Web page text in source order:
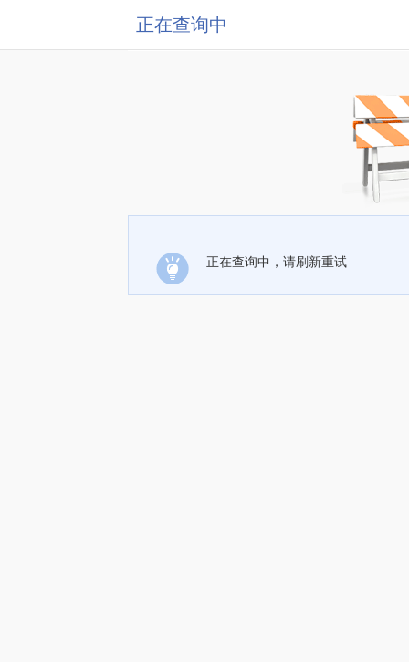
正在查询中
正在查询中，请刷新重试